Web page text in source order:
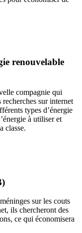
renouvelable
compagnie qui
sur internet
types d’énergie
à utiliser et
classe.
sur les couts
ils chercheront des
ce qui économisera